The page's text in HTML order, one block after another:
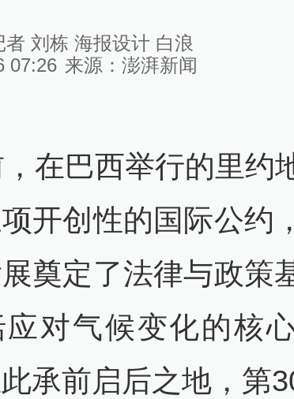
者 刘栋 海报设计 白浪
07:26 来源： 澎湃新闻
在巴西举行的里约
开创性的国际公约
奠定了法律与政策
对气候变化的核
承前启后之地，第